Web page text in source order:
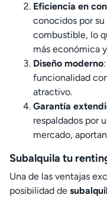
Eficiencia en
conocidos por
combustible, lo
más económica
Diseño moderno
funcionalidad
atractivo.
Garantía
respaldados por
mercado,
Subalquila tu
Una de las ventajas
posibilidad de